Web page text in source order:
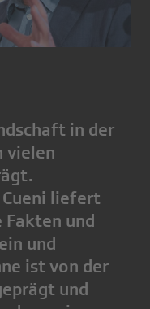
in der
vielen
liefert
Fakten und
und
ist von der
und